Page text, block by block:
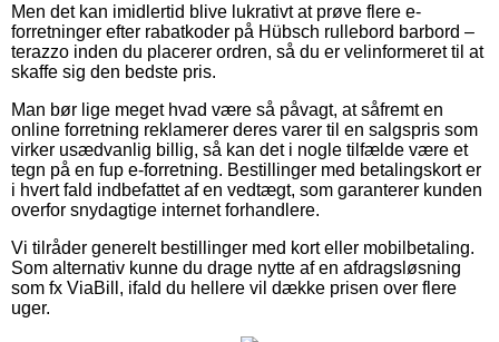
Men det kan imidlertid blive lukrativt at prøve flere e-
forretninger efter rabatkoder på Hübsch rullebord barbord –
terazzo inden du placerer ordren, så du er velinformeret til at
skaffe sig den bedste pris.
Man bør lige meget hvad være så påvagt, at såfremt en
online forretning reklamerer deres varer til en salgspris som
virker usædvanlig billig, så kan det i nogle tilfælde være et
tegn på en fup e-forretning. Bestillinger med betalingskort er
i hvert fald indbefattet af en vedtægt, som garanterer kunden
overfor snydagtige internet forhandlere.
Vi tilråder generelt bestillinger med kort eller mobilbetaling.
Som alternativ kunne du drage nytte af en afdragsløsning
som fx ViaBill, ifald du hellere vil dække prisen over flere
uger.